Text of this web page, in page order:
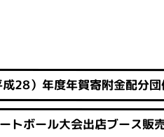
28）年度年賀寄附金配分団
ボール大会出店ブース販